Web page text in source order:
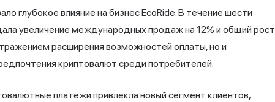
глубокое влияние на бизнес EcoRide. В течение шести
увеличение международных продаж на 12% и общий рост
расширения возможностей оплаты, но и
криптовалют среди потребителей.
платежи привлекла новый сегмент клиентов,